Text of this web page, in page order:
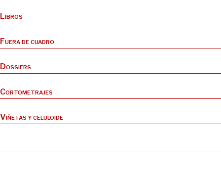
Libros
Fuera de cuadro
Dossiers
Cortometrajes
Viñetas y celuloide